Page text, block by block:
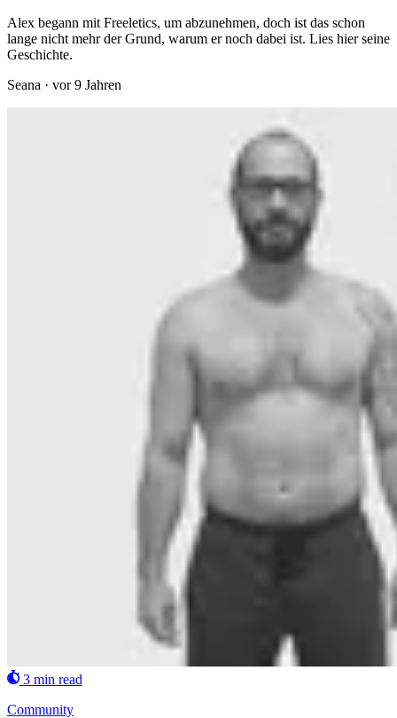
Alex begann mit Freeletics, um abzunehmen, doch ist das schon
lange nicht mehr der Grund, warum er noch dabei ist. Lies hier seine
Geschichte.
Seana · vor 9 Jahren
3 min read
Community